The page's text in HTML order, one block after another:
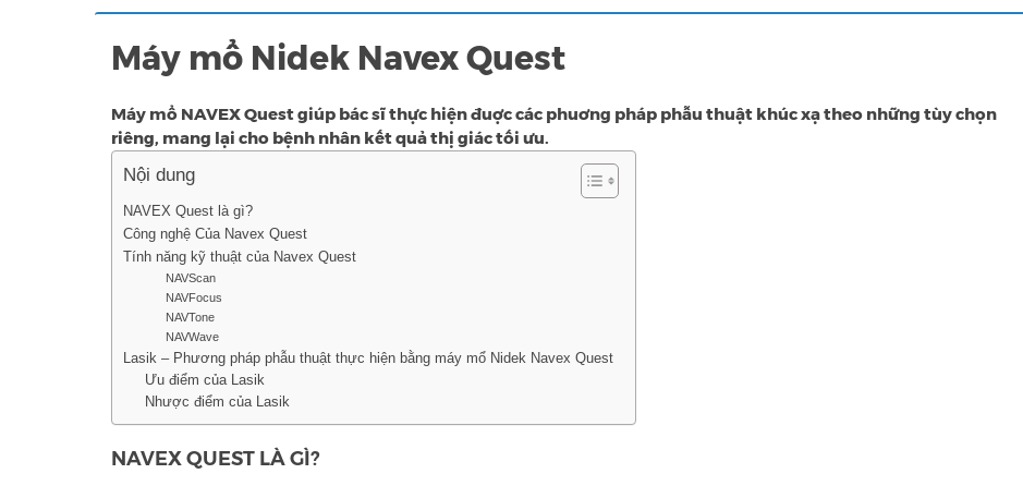
Máy mổ Nidek Navex Quest
Máy mổ NAVEX Quest giúp bác sĩ thực hiện đuợc các phuơng pháp phẫu thuật khúc xạ theo những tùy chọn
riêng, mang lại cho bệnh nhân kết quả thị giác tối ưu.
Nội dung
NAVEX Quest là gì?
Công nghệ Của Navex Quest
Tính năng kỹ thuật của Navex Quest
NAVScan
NAVFocus
NAVTone
NAVWave
Lasik – Phương pháp phẫu thuật thực hiện bằng máy mổ Nidek Navex Quest
Ưu điểm của Lasik
Nhược điểm của Lasik
NAVEX QUEST LÀ GÌ?